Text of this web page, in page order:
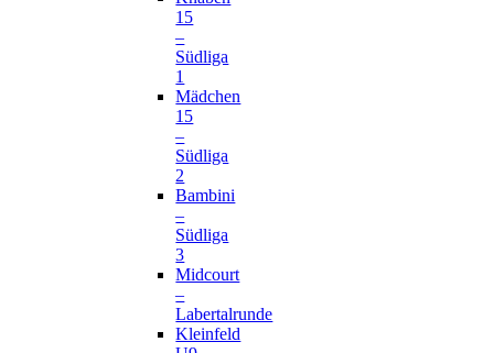
15
–
Südliga
1
Mädchen
15
–
Südliga
2
Bambini
–
Südliga
3
Midcourt
–
Labertalrunde
Kleinfeld